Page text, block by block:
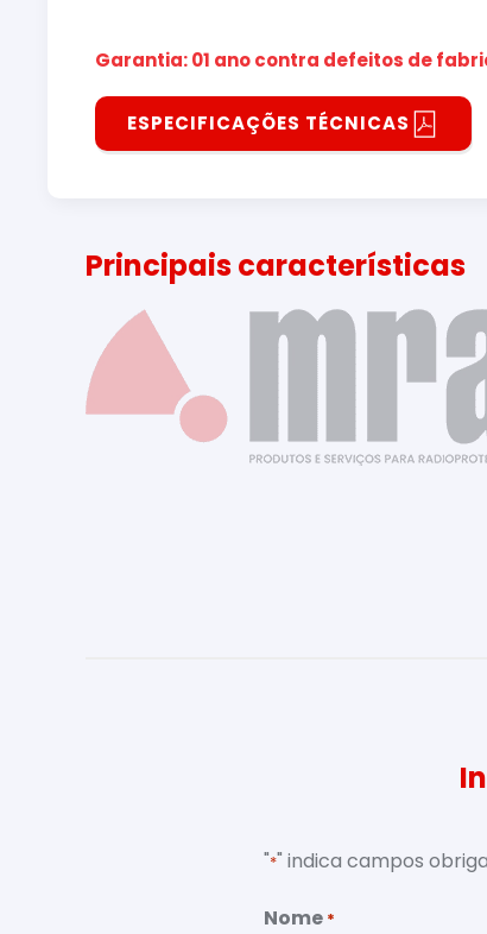
Garantia: 01 ano contra defeitos de
ESPECIFICAÇÕES TÉCNICAS
Principais características
"*" indica campos
Nome *